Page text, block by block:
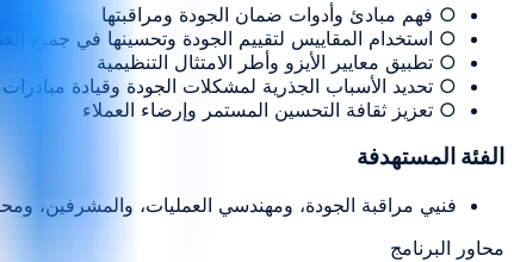
○ فهم مبادئ وأدوات ضمان الجودة ومراقبتها
○ استخدام المقاييس لتقييم الجودة وتحسينها في جميع
○ تطبيق معايير الأيزو وأطر الامتثال التنظيمية
○ تحديد الأسباب الجذرية لمشكلات الجودة وقيادة
○ تعزيز ثقافة التحسين المستمر وإرضاء العملاء
الفئة المستهدفة
فنيي مراقبة الجودة، ومهندسي العمليات، والمشرفين،
محاور البرنامج